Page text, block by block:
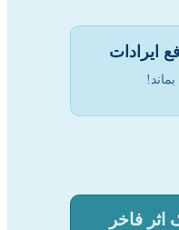
ایرادات
اثر فاخر